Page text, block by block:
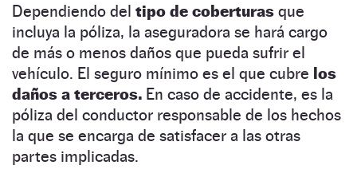
Dependiendo del tipo de coberturas que
incluya la póliza, la aseguradora se hará cargo
de más o menos daños que pueda sufrir el
vehículo. El seguro mínimo es el que cubre los
daños a terceros. En caso de accidente, es la
póliza del conductor responsable de los hechos
la que se encarga de satisfacer a las otras
partes implicadas.